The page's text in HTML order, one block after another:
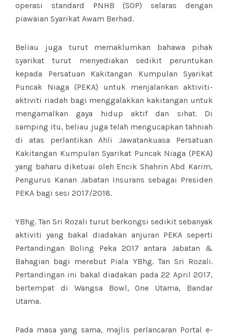
operasi standard PNHB (SOP) selaras dengan
piawaian Syarikat Awam Berhad.
Beliau juga turut memaklumkan bahawa pihak
syarikat turut menyediakan sedikit peruntukan
kepada Persatuan Kakitangan Kumpulan Syarikat
Puncak Niaga (PEKA) untuk menjalankan aktiviti-
aktiviti riadah bagi menggalakkan kakitangan untuk
mengamalkan gaya hidup aktif dan sihat. Di
samping itu, beliau juga telah mengucapkan tahniah
di atas perlantikan Ahli Jawatankuasa Persatuan
Kakitangan Kumpulan Syarikat Puncak Niaga (PEKA)
yang baharu diketuai oleh Encik Shahrin Abd Karim,
Pengurus Kanan Jabatan Insurans sebagai Presiden
PEKA bagi sesi 2017/2018.
YBhg. Tan Sri Rozali turut berkongsi sedikit sebanyak
aktiviti yang bakal diadakan anjuran PEKA seperti
Pertandingan Boling Peka 2017 antara Jabatan &
Bahagian bagi merebut Piala YBhg. Tan Sri Rozali.
Pertandingan ini bakal diadakan pada 22 April 2017,
bertempat di Wangsa Bowl, One Utama, Bandar
Utama.
Pada masa yang sama, majlis perlancaran Portal e-